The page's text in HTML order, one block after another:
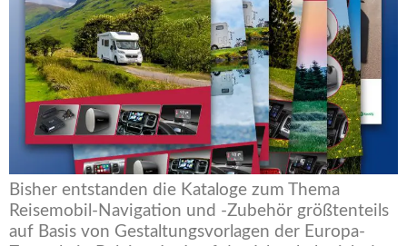
Bisher entstanden die Kataloge zum Thema
Reisemobil-Navigation und -Zubehör größtenteils
auf Basis von Gestaltungsvorlagen der Europa-